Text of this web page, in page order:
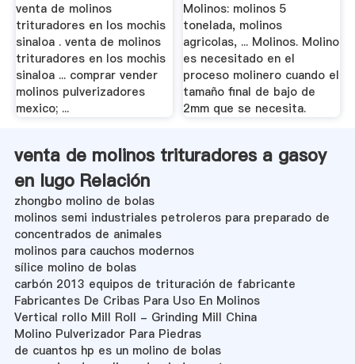
venta de molinos
trituradores en los mochis
sinaloa . venta de molinos
trituradores en los mochis
sinaloa ... comprar vender
molinos pulverizadores
mexico; ...
Molinos: molinos 5
tonelada, molinos
agricolas, ... Molinos. Molino
es necesitado en el
proceso molinero cuando el
tamaño final de bajo de
2mm que se necesita.
venta de molinos trituradores a gasoy
en lugo Relación
zhongbo molino de bolas
molinos semi industriales petroleros para preparado de
concentrados de animales
molinos para cauchos modernos
sílice molino de bolas
carbón 2013 equipos de trituración de fabricante
Fabricantes De Cribas Para Uso En Molinos
Vertical rollo Mill Roll - Grinding Mill China
Molino Pulverizador Para Piedras
de cuantos hp es un molino de bolas